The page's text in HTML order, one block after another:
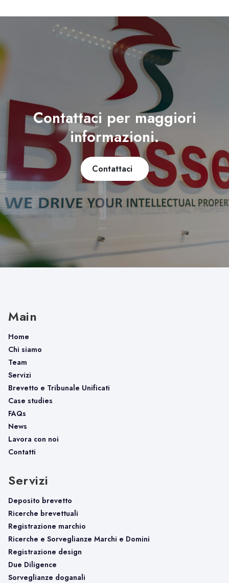
Contattaci per maggiori
informazioni.
Contattaci
Main
Home
Chi siamo
Team
Servizi
Brevetto e Tribunale Unificati
Case studies
FAQs
News
Lavora con noi
Contatti
Servizi
Deposito brevetto
Ricerche brevettuali
Registrazione marchio
Ricerche e Sorveglianze Marchi e Domini
Registrazione design
Due Diligence
Sorveglianze doganali